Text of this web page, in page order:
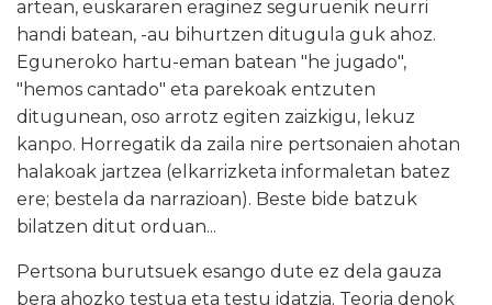
artean, euskararen eraginez seguruenik neurri
handi batean, -au bihurtzen ditugula guk ahoz.
Eguneroko hartu-eman batean "he jugado",
"hemos cantado" eta parekoak entzuten
ditugunean, oso arrotz egiten zaizkigu, lekuz
kanpo. Horregatik da zaila nire pertsonaien ahotan
halakoak jartzea (elkarrizketa informaletan batez
ere; bestela da narrazioan). Beste bide batzuk
bilatzen ditut orduan...
Pertsona burutsuek esango dute ez dela gauza
bera ahozko testua eta testu idatzia. Teoria denok